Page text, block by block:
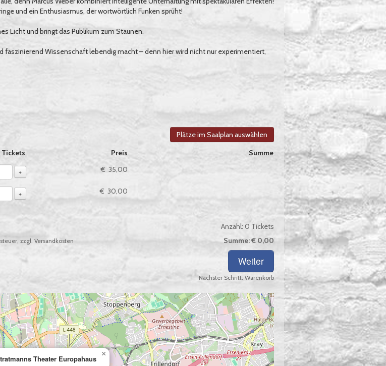
und ein Enthusiasmus, der wortwörtlich Funken sprüht!
Licht und bringt das Publikum zum Staunen.
faszinierend Wissenschaft lebendig macht – denn hier wird nicht nur experimentiert,
Plätze im Saalplan auswählen
Preis
Summe
+ € 35,00
+ € 30,00
Anzahl: 0 Tickets
zzgl. Versandkosten Summe:€ 0,00
Nächster Schritt: Warenkorb
Theater Europahaus
×